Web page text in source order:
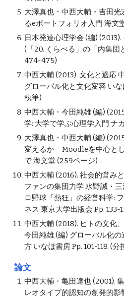
大澤真也・中西大輔・吉田光
るeポートフォリオ入門 海文
日本発達心理学会 (編)
(「20. くらべる」の「内集団
474-475)
中西大輔 (2013). 文化と適応
グローバル化と文化変容 い
執筆)
中西大輔・今田純雄 (編)
学: 大学で学ぶ心理学入門 ナ
大澤真也・中西大輔 (編)
変えるか−−Moodleを中心と
で 海文堂 (259ページ)
中西大輔 (2016). 社会的営み
ファンの集団力学 水野誠・
ロ野球「熱狂」の経営科学:
ネス 東京大学出版会 Pp. 133-
中西大輔 (2018). ヒトの文化
今田純雄 (編) グローバル化
方 いなほ書房 Pp. 101-118. (分
論文
中西大輔・亀田達也 (2001).
レオタイプ的認知の創発的影